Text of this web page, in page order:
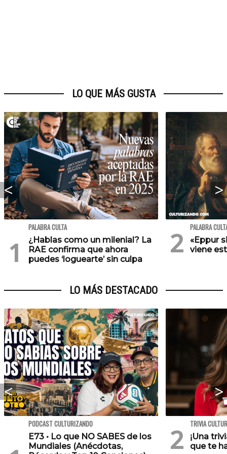
LO QUE MÁS GUSTA
PALABRA CULTA
¿Hablas como un milenial? La
RAE confirma que ahora
puedes ‘loguearte’ sin culpa
PALABRA
«Eppur
viene
LO MÁS DESTACADO
PODCAST CULTURIZANDO
E73 • Lo que NO SABES de los
Mundiales (Anécdotas,
TRIVIA
¡Una
que te